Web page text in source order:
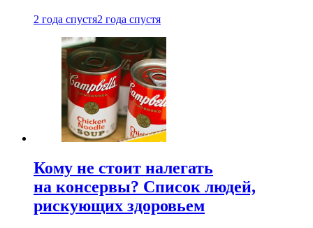
2 года спустя2 года спустя
Кому не стоит налегать
на консервы? Список людей,
рискующих здоровьем